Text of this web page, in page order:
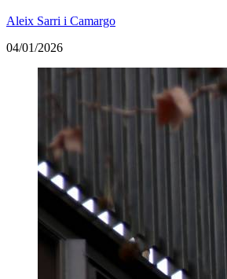
Aleix Sarri i Camargo
04/01/2026